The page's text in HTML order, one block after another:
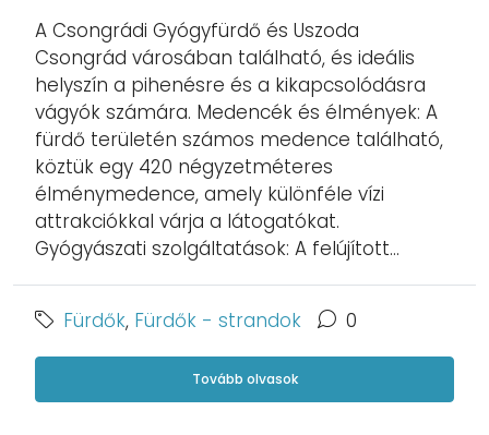
A Csongrádi Gyógyfürdő és Uszoda
Csongrád városában található, és ideális
helyszín a pihenésre és a kikapcsolódásra
vágyók számára. Medencék és élmények: A
fürdő területén számos medence található,
köztük egy 420 négyzetméteres
élménymedence, amely különféle vízi
attrakciókkal várja a látogatókat.
Gyógyászati szolgáltatások: A felújított...
Fürdők, Fürdők - strandok 0
Tovább olvasok